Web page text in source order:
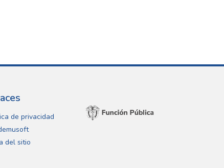
de privacidad
del sitio